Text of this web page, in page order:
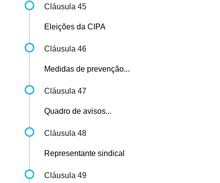
Cláusula 45
Eleições da CIPA
Cláusula 46
Medidas de prevenção...
Cláusula 47
Quadro de avisos...
Cláusula 48
Representante sindical
Cláusula 49